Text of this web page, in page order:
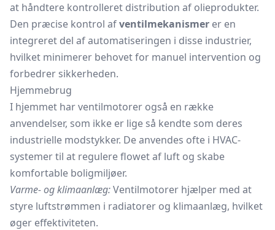
at håndtere kontrolleret distribution af olieprodukter.
Den præcise kontrol afventilmekanismer er en
integreret del af automatiseringen i disse industrier,
hvilket minimerer behovet for manuel intervention og
forbedrer sikkerheden.
Hjemmebrug
I hjemmet har ventilmotorer også en række
anvendelser, som ikke er lige så kendte som deres
industrielle modstykker. De anvendes ofte i HVAC-
systemer til at regulere flowet af luft og skabe
komfortable boligmiljøer.
Varme- og klimaanlæg:Ventilmotorer hjælper med at
styre luftstrømmen i radiatorer og klimaanlæg, hvilket
øger effektiviteten.